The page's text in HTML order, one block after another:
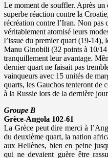
Le moment de souffler. Après
superbe réaction contre la
récréation contre l’Iran. Non pas
véritablement atomisé leurs
l’issue du premier quart (19-14),
Manu Ginobili (32 points à 10/
tranquillement leur avantage.
dernier quart ne faisait pas
vainqueurs avec 15 unités de
quarts, les Gauchos tenteront de
à la Russie lors de la dernière
Groupe B
Grèce-Angola 102-61
La Grèce peut dire merci à
du deuxième quart, la nation
aux Hellènes, bien en peine
qui ne devaient guère être